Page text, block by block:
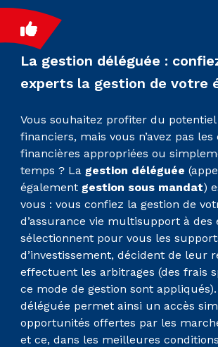
La gestion déléguée :
experts la gestion de votre
Vous souhaitez profiter du
financiers, mais vous n’avez pas
financières appropriées ou
temps ? La gestion déléguée
également gestion sous mandat)
vous : vous confiez la gestion de
d’assurance vie multisupport à des
sélectionnent pour vous les
d’investissement, décident de leur
effectuent les arbitrages (des frais
ce mode de gestion sont
déléguée permet ainsi un accès
opportunités offertes par les
et ce, dans les meilleures